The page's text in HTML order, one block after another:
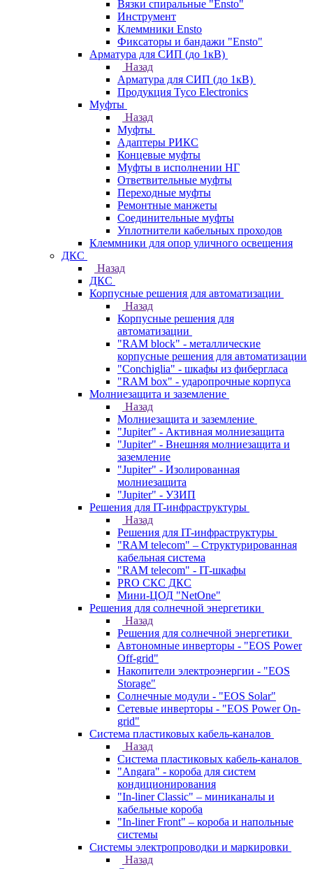
Вязки спиральные "Ensto"
Инструмент
Клеммники Ensto
Фиксаторы и бандажи "Ensto"
Арматура для СИП (до 1кВ)
Назад
Арматура для СИП (до 1кВ)
Продукция Tyco Electronics
Муфты
Назад
Муфты
Адаптеры РИКС
Концевые муфты
Муфты в исполнении НГ
Ответвительные муфты
Переходные муфты
Ремонтные манжеты
Соединительные муфты
Уплотнители кабельных проходов
Клеммники для опор уличного освещения
ДКС
Назад
ДКС
Корпусные решения для автоматизации
Назад
Корпусные решения для
автоматизации
"RAM block" - металлические
корпусные решения для автоматизации
"Conchiglia" - шкафы из фибергласа
"RAM box" - ударопрочные корпуса
Молниезащита и заземление
Назад
Молниезащита и заземление
"Jupiter" - Активная молниезащита
"Jupiter" - Внешняя молниезащита и
заземление
"Jupiter" - Изолированная
молниезащита
"Jupiter" - УЗИП
Решения для IT-инфраструктуры
Назад
Решения для IT-инфраструктуры
"RAM telecom" – Структурированная
кабельная система
"RAM telecom" - IT-шкафы
PRO СКС ДКС
Мини-ЦОД "NetOne"
Решения для солнечной энергетики
Назад
Решения для солнечной энергетики
Автономные инверторы - "EOS Power
Off-grid"
Накопители электроэнергии - "EOS
Storage"
Солнечные модули - "EOS Solar"
Сетевые инверторы - "EOS Power On-
grid"
Система пластиковых кабель-каналов
Назад
Система пластиковых кабель-каналов
"Angara" - короба для систем
кондиционирования
"In-liner Classic" – миниканалы и
кабельные короба
"In-liner Front" – короба и напольные
системы
Системы электропроводки и маркировки
Назад